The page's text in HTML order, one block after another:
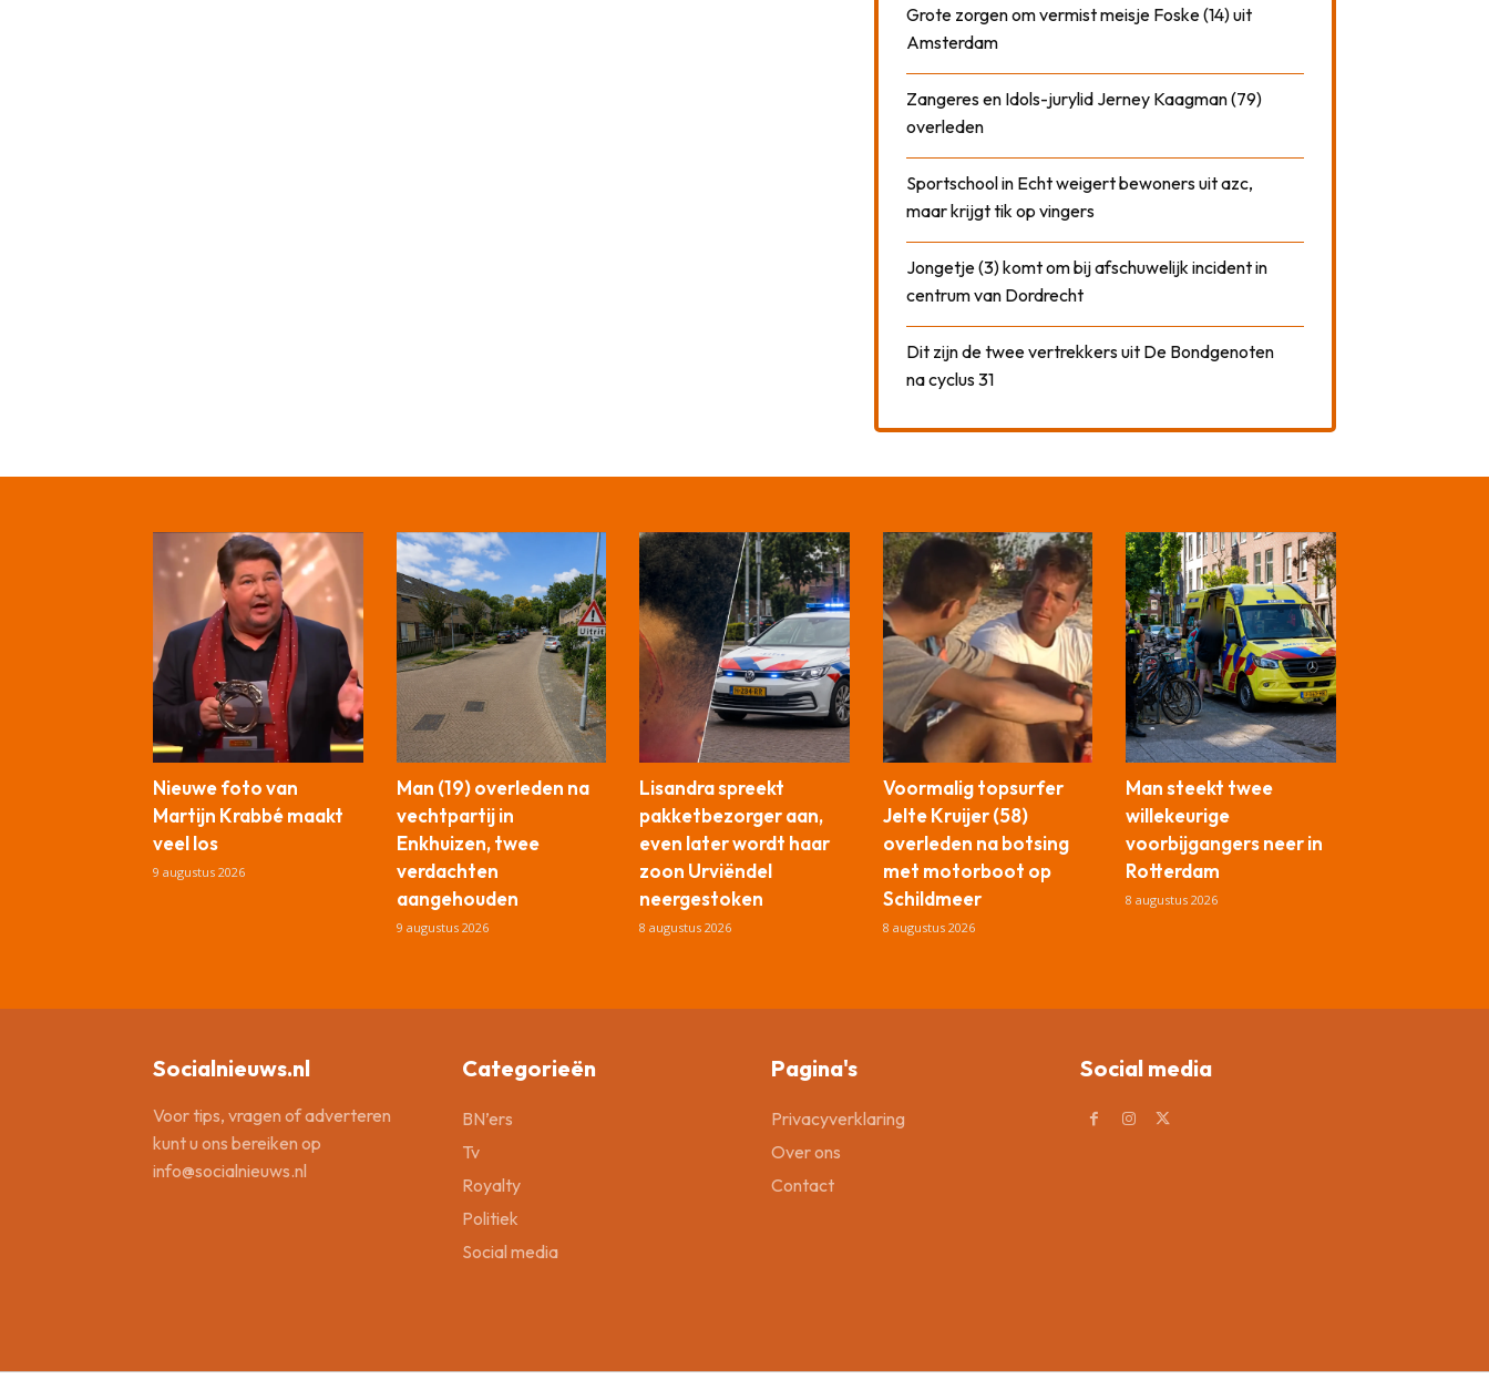
Grote zorgen om vermist meisje Foske (14) uit
Amsterdam
Zangeres en Idols-jurylid Jerney Kaagman (79)
overleden
Sportschool in Echt weigert bewoners uit azc,
maar krijgt tik op vingers
Jongetje (3) komt om bij afschuwelijk incident in
centrum van Dordrecht
Dit zijn de twee vertrekkers uit De Bondgenoten
na cyclus 31
Nieuwe foto van
Martijn Krabbé maakt
veel los
9 augustus 2026
Man (19) overleden na
vechtpartij in
Enkhuizen, twee
verdachten
aangehouden
9 augustus 2026
Lisandra spreekt
pakketbezorger aan,
even later wordt haar
zoon Urviëndel
neergestoken
8 augustus 2026
Voormalig topsurfer
Jelte Kruijer (58)
overleden na botsing
met motorboot op
Schildmeer
8 augustus 2026
Man steekt twee
willekeurige
voorbijgangers neer in
Rotterdam
8 augustus 2026
Socialnieuws.nl
Voor tips, vragen of adverteren
kunt u ons bereiken op
info@socialnieuws.nl
Categorieën
BN’ers
Tv
Royalty
Politiek
Social media
Pagina's
Privacyverklaring
Over ons
Contact
Social media